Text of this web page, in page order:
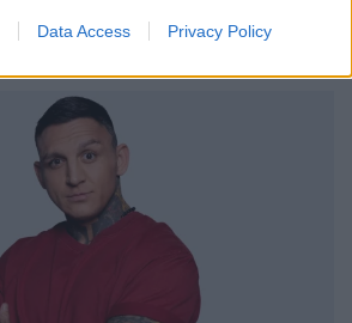
Data Access Privacy Policy